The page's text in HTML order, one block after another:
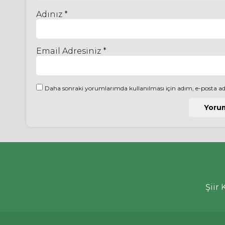
Adınız *
Email Adresiniz *
Daha sonraki yorumlarımda kullanılması için adım, e-posta
Şiir